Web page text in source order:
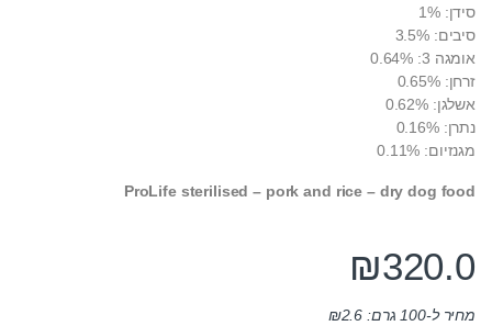
סידן: 1%
סיבים: 3.5%
אומגה 3: 0.64%
זרחן: 0.65%
אשלגן: 0.62%
נתרן: 0.16%
מגנזיום: 0.11%
ProLife sterilised – pork and rice – dry dog food
₪320.0
מחיר ל-100 גרם: ₪2.6